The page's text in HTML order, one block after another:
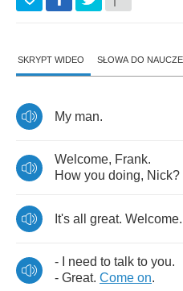
SKRYPT WIDEO SŁOWA DO
My man.
Welcome, Frank.
How you doing, Nick?
It's all great. Welcome.
- need to talk to you.
- Great. Come on.